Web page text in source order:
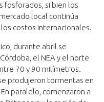
fosforados, si bien los
local continúa
costos internacionales.
durante abril se
el NEA y el norte
70 y 90 milímetros.
produjeron tormentas en
paralelo, comenzaron a